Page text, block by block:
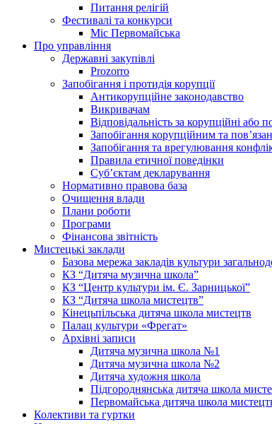
Питання релігій
Фестивалі та конкурси
Міс Первомайська
Про управління
Державні закупівлі
Prozorro
Запобігання і протидія корупції
Антикорупційне законодавство
Викривачам
Відповідальність за корупційні або
Запобігання корупційним та
Запобігання та врегулювання
Правила етичної поведінки
Суб’єктам декларування
Нормативно правова база
Очищення влади
Плани роботи
Програми
Фінансова звітність
Мистецькі заклади
Базова мережа закладів культури
КЗ “Дитяча музична школа”
КЗ “Центр культури ім. Є. Зарницької”
КЗ “Дитяча школа мистецтв”
Кінецьпільська дитяча школа мистецтв
Палац культури «Фрегат»
Архівні записи
Дитяча музична школа №1
Дитяча музична школа №2
Дитяча художня школа
Підгороднянська дитяча школа
Первомайська дитяча школа
Колективи та гуртки